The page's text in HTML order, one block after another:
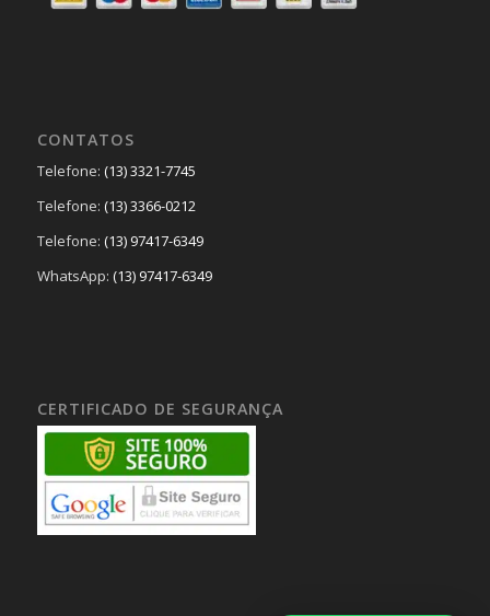
CONTATOS
Telefone: (13) 3321-7745
Telefone: (13) 3366-0212
Telefone: (13) 97417-6349
WhatsApp: (13) 97417-6349
CERTIFICADO DE SEGURANÇA